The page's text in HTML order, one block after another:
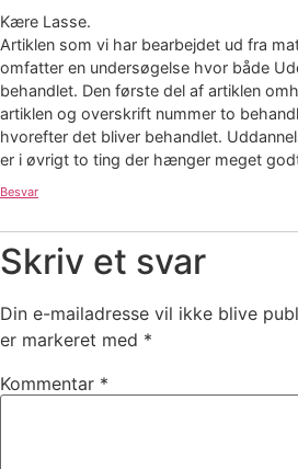
Kære Lasse.
Artiklen som vi har bearbejdet ud fra
omfatter en undersøgelse hvor både
behandlet. Den første del af artiklen
artiklen og overskrift nummer to
hvorefter det bliver behandlet.
er i øvrigt to ting der hænger meget
Besvar
Skriv et svar
Din e-mailadresse vil ikke blive
er markeret med *
Kommentar *